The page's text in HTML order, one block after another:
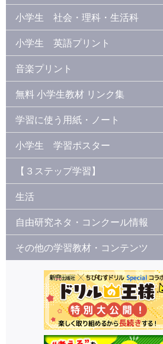
小学生 社会・理科・生活科
小学生 英語プリント
音楽プリント
無料 小学生教材 リンク集
学習に使う用紙・ノート
小学生 学習ポスター
【３ステップ学習】
生活
自由研究ネタ・コンクール情報
その他の学習教材・コンテンツ